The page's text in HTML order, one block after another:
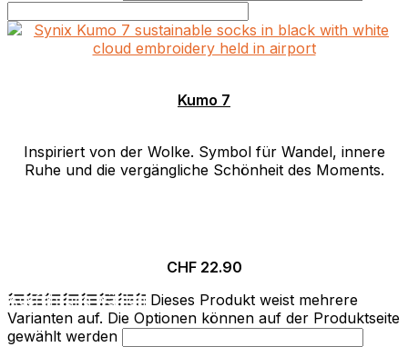
Kumo 7
Inspiriert von der Wolke. Symbol für Wandel, innere
Ruhe und die vergängliche Schönheit des Moments.
CHF22.90
Ausführung wählen Dieses Produkt weist mehrere
Varianten auf. Die Optionen können auf der Produktseite
gewählt werden